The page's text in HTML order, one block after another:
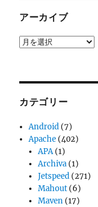
アーカイブ
ア
カテゴリー
Android (7)
Apache (402)
APA(1)
Archiva (1)
Jetspeed (271)
Mahout (6)
Maven (17)